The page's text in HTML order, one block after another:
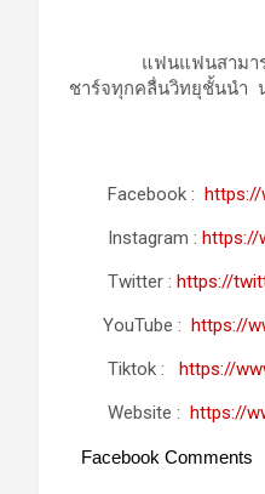
แฟนแฟนสามารถชมมิ
ชาร์จทุกคลื่นวิทยุชั้นนำ
Facebook : https://
Instagram : https://
Twitter : https://
YouTube : https://
Tiktok : https://
Website : https://
Facebook Comments